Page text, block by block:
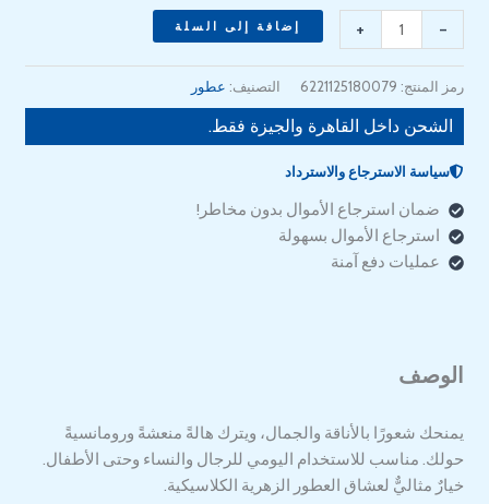
-
+ إضافة إلى السلة
رمز المنتج: 6221125180079 التصنيف: عطور
الشحن داخل القاهرة والجيزة فقط.
سياسة الاسترجاع والاسترداد
ضمان استرجاع الأموال بدون مخاطر!
استرجاع الأموال بسهولة
عمليات دفع آمنة
الوصف
يمنحك شعورًا بالأناقة والجمال، ويترك هالةً منعشةً ورومانسيةً
حولك. مناسب للاستخدام اليومي للرجال والنساء وحتى الأطفال.
خيارٌ مثاليٌّ لعشاق العطور الزهرية الكلاسيكية.